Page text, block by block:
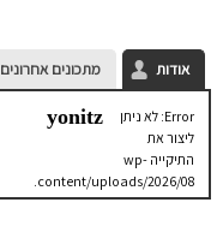
אודות מתכונים אחרונים
Error: לא ניתן
ליצור את
התיקייה wp-
content/uploads/2026/08.
יש לבדוק
yonitz